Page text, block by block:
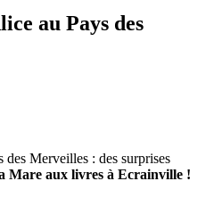
au Pays des
Merveilles : des surprises
Mare aux livres à Ecrainville !